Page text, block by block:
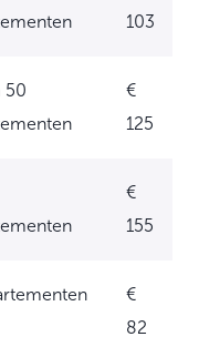
103
50
€
125
€
155
€
82